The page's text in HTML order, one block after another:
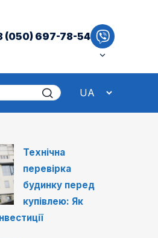
(050) 697-78-54
Технічна
перевірка
будинку перед
купівлею: Як